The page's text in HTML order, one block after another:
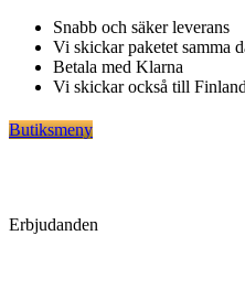
Hoppa
innehåll
Snabb och säker leverans
Vi skickar paketet samma
Betala med Klarna
Vi skickar också till
Butiksmeny
Erbjudanden